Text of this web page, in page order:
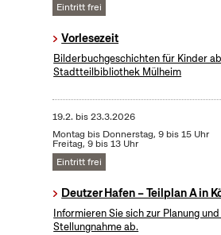
Eintritt frei
Vorlesezeit
Bilderbuchgeschichten für Kinder
Stadtteilbibliothek Mülheim
19.2. bis23.3.2026
Montag bis Donnerstag, 9 bis 15 Uhr
Freitag, 9 bis 13 Uhr
Eintritt frei
Deutzer Hafen – Teilplan A in
Informieren Sie sich zur Planung
Stellungnahme ab.